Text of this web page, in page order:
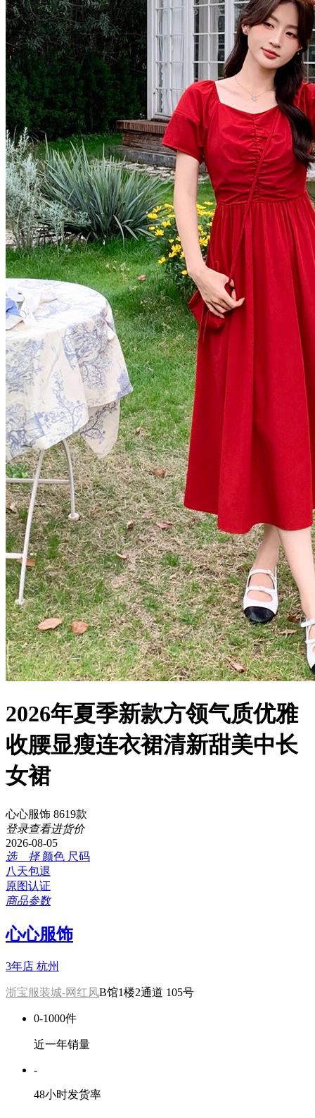
2026年夏季新款方领气质优雅
收腰显瘦连衣裙清新甜美中长
女裙
心心服饰 8619款
登录查看进货价
2026-08-05
选 择 颜色 尺码
八天包退
原图认证
商品参数
心心服饰
3年店 杭州
浙宝服装城-网红风B馆1楼2通道 105号
0-1000件
近一年销量
-
48小时发货率